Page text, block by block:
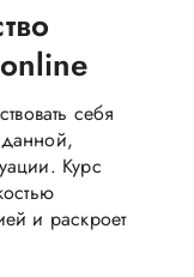
себя
Курс
и раскроет